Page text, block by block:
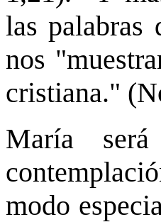
las palabras
nos
cristiana."
María
modo